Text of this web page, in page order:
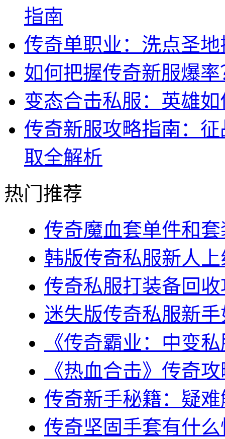
指南
传奇单职业：洗点圣
如何把握传奇新服爆
变态合击私服：英雄
传奇新服攻略指南：
取全解析
热门推荐
传奇魔血套单件和
韩版传奇私服新人
传奇私服打装备回
迷失版传奇私服新
《传奇霸业：中变
《热血合击》传奇
传奇新手秘籍：疑
传奇坚固手套有什么